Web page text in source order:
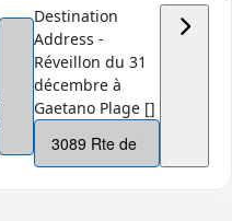
Destination
Address -
Réveillon du 31
décembre à
Gaetano Plage []